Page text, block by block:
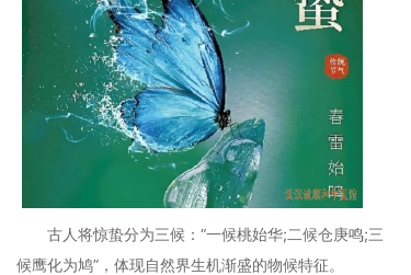
古人将惊蛰分为三候：“一候桃始华;二候仓庚鸣;三
候鹰化为鸠”，体现自然界生机渐盛的物候特征。